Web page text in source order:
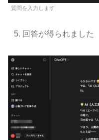
質問を入力します
回答が得られました